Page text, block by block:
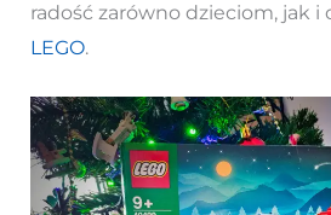
radość zarówno dzieciom, jak i
LEGO.